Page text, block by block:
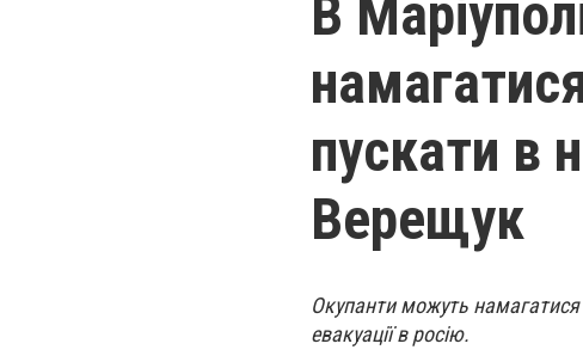
В
пускати в
Верещук
Окупанти можуть намагатися
евакуації в росію.